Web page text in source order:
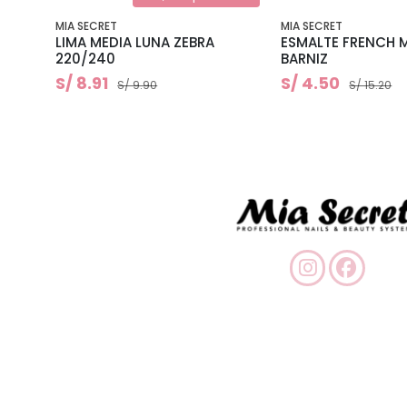
MIA SECRET
LIMA MEDIA LUNA ZEBRA
220/240
S/ 8.91 S/ 9.90
MIA SECRET
ESMALTE FRENCH
BARNIZ
S/ 4.50 S/ 15.20